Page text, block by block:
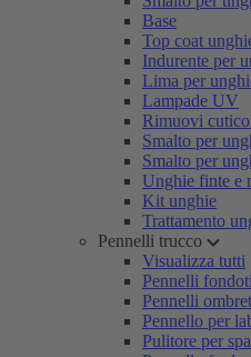
Base
Top coat
Indurente per
Lima per
Lampade UV
Rimuovi
Smalto per
Smalto per
Unghie finte e
Kit unghie
Trattamento
Pennelli trucco
Visualizza tutti
Pennelli
Pennelli
Pennello per
Pulitore per